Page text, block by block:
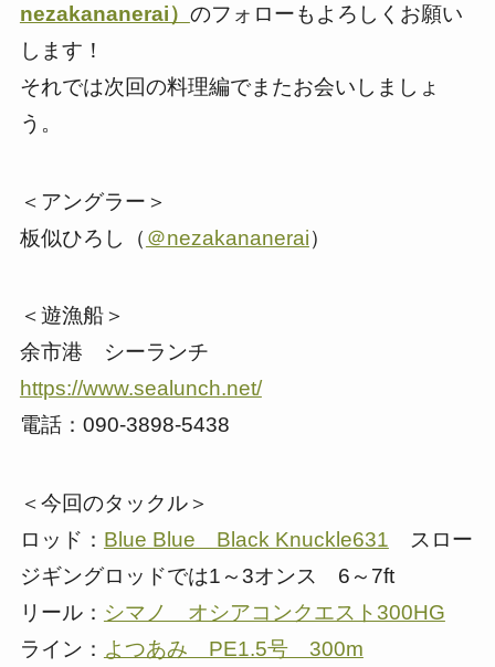
nezakananerai） のフォローもよろしくお願い
します！
それでは次回の料理編でまたお会いしましょ
う。
＜アングラー＞
板似ひろし（ ＠nezakananerai）
＜遊漁船＞
余市港 シーランチ
https://www.sealunch.net/
電話：090-3898-5438
＜今回のタックル＞
ロッド： Blue Blue Black Knuckle631 スロー
ジギングロッドでは1～3オンス 6～7ft
リール： シマノ オシアコンクエスト300HG
ライン： よつあみ PE1.5号 300m